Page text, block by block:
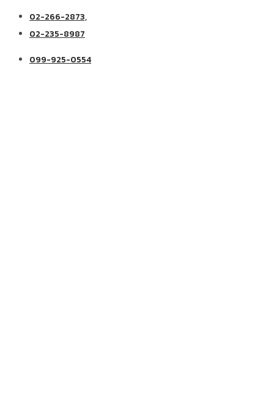
02-266-2873,
02-235-8987
099-925-0554